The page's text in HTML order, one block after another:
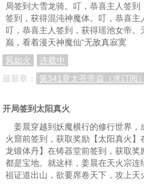
局签到大雪龙骑。叮，恭喜主人签
签到，获得混沌神魔体。叮，恭喜主
叮，恭喜主人签到，获得瑶池女帝
巅，看着漫天神魔仙“无敌真寂寞
风如火
连载中
最新章：
第341章太苍帝焱（求订阅）
开局签到太阳真火
姜晨穿越到妖魔横行的修行世界
火窟前签到，获取奖励【太阳真火
龙锻体丹】在铸器堂前签到，获取
都是宝地。就这样，姜晨在天火宗
祖证道出山，欲要席卷天下，攻上